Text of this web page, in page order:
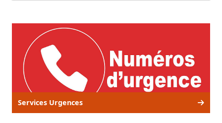
Services Urgences